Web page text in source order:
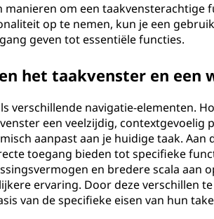
om een taakvensterachtige
op te nemen, kun je een
geven tot essentiële functies.
het taakvenster en een
verschillende navigatie-elementen.
een veelzijdig, contextgevoelig
aanpast aan je huidige taak. Aan
toegang bieden tot specifieke
en bredere scala aan
ervaring. Door deze verschillen
van de specifieke eisen van hun